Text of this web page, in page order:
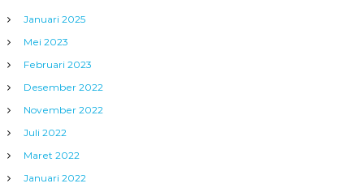
Januari 2025
Mei 2023
Februari 2023
Desember 2022
November 2022
Juli 2022
Maret 2022
Januari 2022